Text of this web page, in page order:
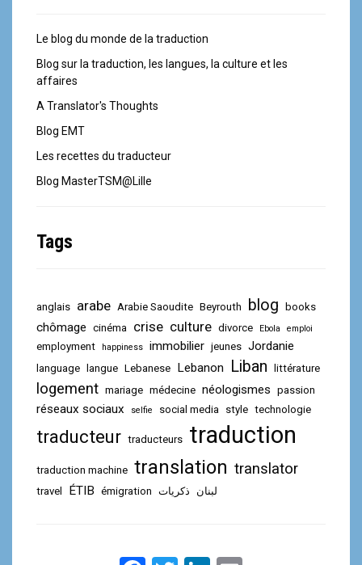
Le blog du monde de la traduction
Blog sur la traduction, les langues, la culture et les
affaires
A Translator's Thoughts
Blog EMT
Les recettes du traducteur
Blog MasterTSM@Lille
Tags
anglais arabe Arabie Saoudite Beyrouth blog books
chômage cinéma crise culture divorce Ebola emploi
employment happiness immobilier jeunes Jordanie
language langue Lebanese Lebanon Liban littérature
logement mariage médecine néologismes passion
réseaux sociaux selfie social media style technologie
traducteur traducteurs traduction
traduction machine translation translator
travel ÉTIB émigration ذكريات لبنان